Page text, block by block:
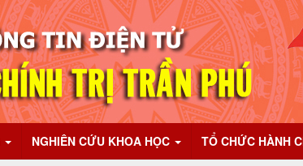
NGHIÊN CỨU KHOA HỌC TỔ CHỨC HÀNH